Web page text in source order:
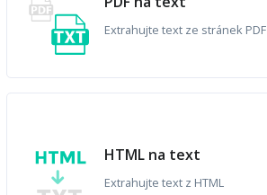
Extrahujte text ze stránek PDF
HTML na text
Extrahujte text z HTML